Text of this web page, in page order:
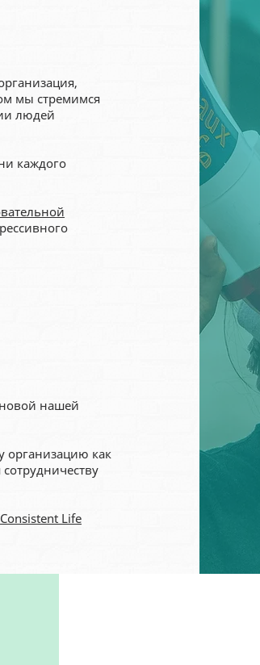
мы стремимся
людей
каждого
нашей
организацию как
Consistent Life